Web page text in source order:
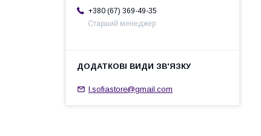
+380 (67) 369-49-35
Старший менеджер
l.sofiastore@gmail.com